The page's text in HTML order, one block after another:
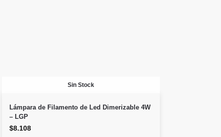
Sin Stock
Lámpara de Filamento de Led Dimerizable 4W
– LGP
$8.108